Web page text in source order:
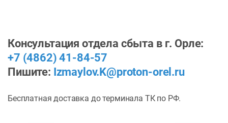
Консультация отдела сбыта в г. Орле:
+7 (4862) 41-84-57
Пишите: Izmaylov.K@proton-orel.ru
Бесплатная доставка до терминала ТК по РФ.